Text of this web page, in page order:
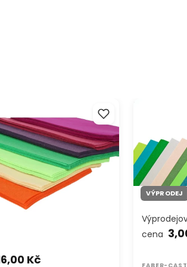
filc syntetický 20x30
Kč
VÝPRODEJ
cena